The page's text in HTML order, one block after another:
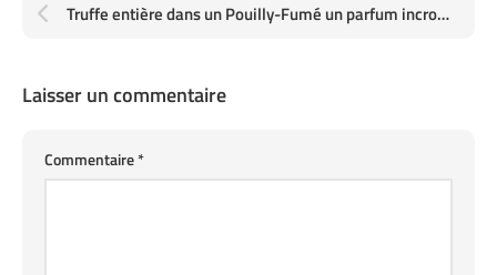
Truffe entière dans un Pouilly-Fumé un parfum incroyable
Laisser un commentaire
Commentaire*